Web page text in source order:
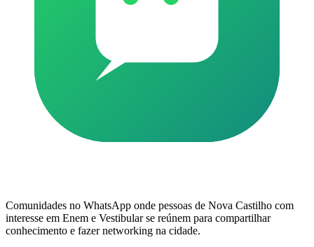
Comunidades no WhatsApp onde pessoas de Nova Castilho com
interesse em Enem e Vestibular se reúnem para compartilhar
conhecimento e fazer networking na cidade.